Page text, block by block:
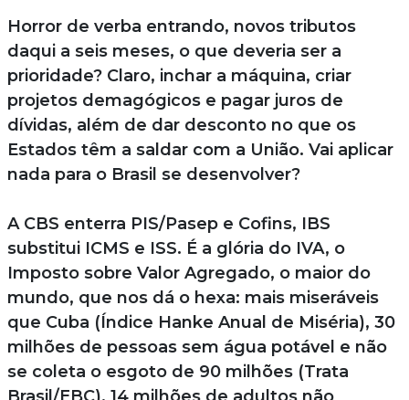
Horror de verba entrando, novos tributos
daqui a seis meses, o que deveria ser a
prioridade? Claro, inchar a máquina, criar
projetos demagógicos e pagar juros de
dívidas, além de dar desconto no que os
Estados têm a saldar com a União. Vai aplicar
nada para o Brasil se desenvolver?
A CBS enterra PIS/Pasep e Cofins, IBS
substitui ICMS e ISS. É a glória do IVA, o
Imposto sobre Valor Agregado, o maior do
mundo, que nos dá o hexa: mais miseráveis
que Cuba (Índice Hanke Anual de Miséria), 30
milhões de pessoas sem água potável e não
se coleta o esgoto de 90 milhões (Trata